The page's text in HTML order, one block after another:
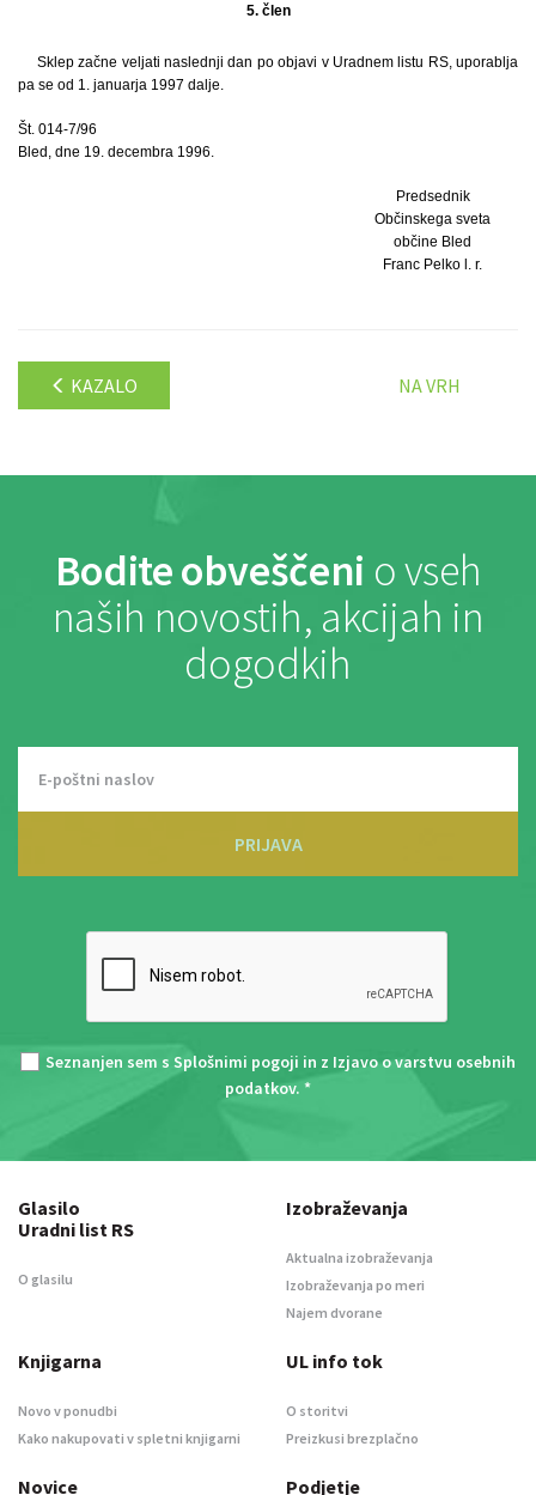
5. člen
Sklep začne veljati naslednji dan po objavi v Uradnem listu RS, uporablja
pa se od 1. januarja 1997 dalje.
Št. 014-7/96
Bled, dne 19. decembra 1996.
Predsednik
Občinskega sveta
občine Bled
Franc Pelko l. r.
KAZALO NA VRH
Bodite obveščeni o vseh
naših novostih, akcijah in
dogodkih
PRIJAVA
Seznanjen sem s Splošnimi pogoji in z Izjavo o varstvu osebnih
podatkov. *
Glasilo
Uradni list RS
O glasilu
Izobraževanja
Aktualna izobraževanja
Izobraževanja po meri
Najem dvorane
Knjigarna
Novo v ponudbi
Kako nakupovati v spletni knjigarni
UL info tok
O storitvi
Preizkusi brezplačno
Novice Podjetje